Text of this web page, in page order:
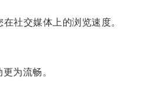
社交媒体上的浏览速度。
为流畅。